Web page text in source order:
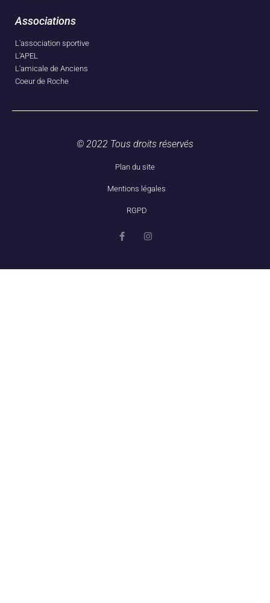
Associations
L'association sportive
L'APEL
L'amicale de Anciens
Coeur de Roche
© 2022 Tous droits réservés
Plan du site
Mentions légales
RGPD